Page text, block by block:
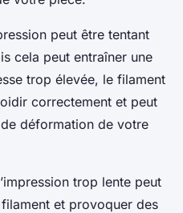
peut être tentant
cela peut entraîner une
trop élevée, le filament
correctement et peut
déformation de votre
trop lente peut
et provoquer des